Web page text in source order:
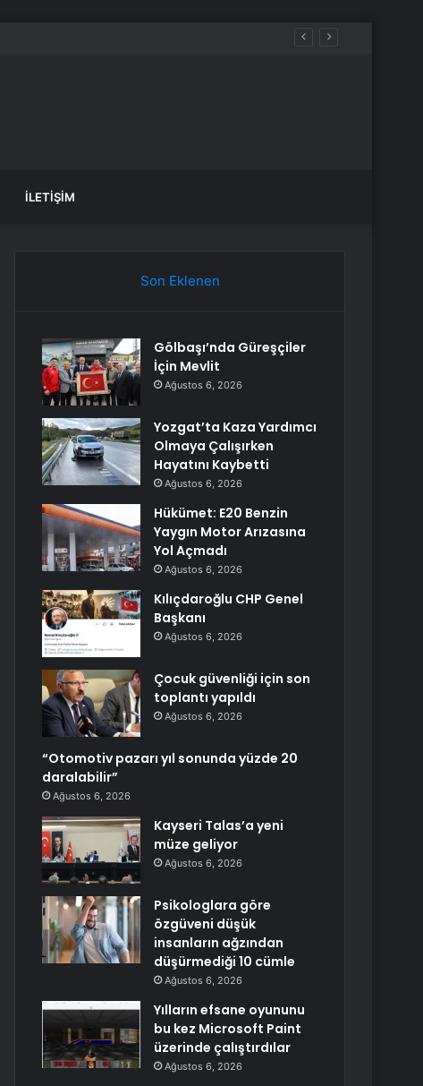
İLETIŞIM
Son Eklenen
Gölbaşı’nda Güreşçiler
İçin Mevlit
Ağustos 6, 2026
Yozgat’ta Kaza Yardımcı
Olmaya Çalışırken
Hayatını Kaybetti
Ağustos 6, 2026
Hükümet: E20 Benzin
Yaygın Motor Arızasına
Yol Açmadı
Ağustos 6, 2026
Kılıçdaroğlu CHP Genel
Başkanı
Ağustos 6, 2026
Çocuk güvenliği için son
toplantı yapıldı
Ağustos 6, 2026
“Otomotiv pazarı yıl sonunda yüzde 20
daralabilir”
Ağustos 6, 2026
Kayseri Talas’a yeni
müze geliyor
Ağustos 6, 2026
Psikologlara göre
özgüveni düşük
insanların ağzından
düşürmediği 10 cümle
Ağustos 6, 2026
Yılların efsane oyununu
bu kez Microsoft Paint
üzerinde çalıştırdılar
Ağustos 6, 2026